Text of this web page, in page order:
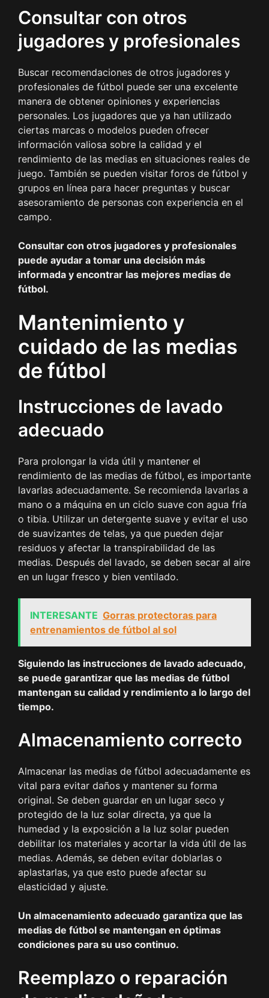
Consultar con otros
jugadores y profesionales
Buscar recomendaciones de otros jugadores y
profesionales de fútbol puede ser una excelente
manera de obtener opiniones y experiencias
personales. Los jugadores que ya han utilizado
ciertas marcas o modelos pueden ofrecer
información valiosa sobre la calidad y el
rendimiento de las medias en situaciones reales de
juego. También se pueden visitar foros de fútbol y
grupos en línea para hacer preguntas y buscar
asesoramiento de personas con experiencia en el
campo.
Consultar con otros jugadores y profesionales
puede ayudar a tomar una decisión más
informada y encontrar las mejores medias de
fútbol.
Mantenimiento y
cuidado de las medias
de fútbol
Instrucciones de lavado
adecuado
Para prolongar la vida útil y mantener el
rendimiento de las medias de fútbol, es importante
lavarlas adecuadamente. Se recomienda lavarlas a
mano o a máquina en un ciclo suave con agua fría
o tibia. Utilizar un detergente suave y evitar el uso
de suavizantes de telas, ya que pueden dejar
residuos y afectar la transpirabilidad de las
medias. Después del lavado, se deben secar al aire
en un lugar fresco y bien ventilado.
INTERESANTE Gorras protectoras para
entrenamientos de fútbol al sol
Siguiendo las instrucciones de lavado adecuado,
se puede garantizar que las medias de fútbol
mantengan su calidad y rendimiento a lo largo del
tiempo.
Almacenamiento correcto
Almacenar las medias de fútbol adecuadamente es
vital para evitar daños y mantener su forma
original. Se deben guardar en un lugar seco y
protegido de la luz solar directa, ya que la
humedad y la exposición a la luz solar pueden
debilitar los materiales y acortar la vida útil de las
medias. Además, se deben evitar doblarlas o
aplastarlas, ya que esto puede afectar su
elasticidad y ajuste.
Un almacenamiento adecuado garantiza que las
medias de fútbol se mantengan en óptimas
condiciones para su uso continuo.
Reemplazo o reparación